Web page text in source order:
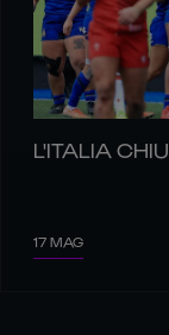
L'ITALIA
17 MAG